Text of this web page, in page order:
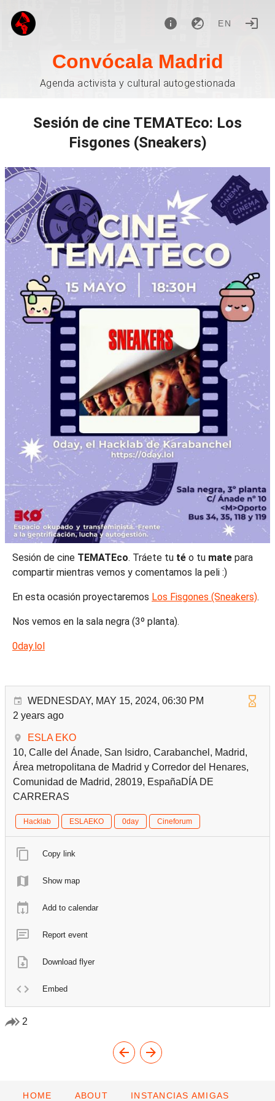
EN
Convócala Madrid
Agenda activista y cultural autogestionada
Sesión de cine TEMATEco: Los
Fisgones (Sneakers)
Sesión de cine TEMATEco. Tráete tu té o tu mate para
compartir mientras vemos y comentamos la peli :)
En esta ocasión proyectaremos Los Fisgones (Sneakers).
Nos vemos en la sala negra (3º planta).
0day.lol
WEDNESDAY, MAY 15, 2024, 06:30 PM
2 years ago
ESLA EKO
10, Calle del Ánade, San Isidro, Carabanchel, Madrid,
Área metropolitana de Madrid y Corredor del Henares,
Comunidad de Madrid, 28019, EspañaDÍA DE
CARRERAS
Hacklab ESLAEKO 0day Cineforum
Copy link
Show map
Add to calendar
Report event
Download flyer
Embed
2
HOME ABOUT INSTANCIAS AMIGAS